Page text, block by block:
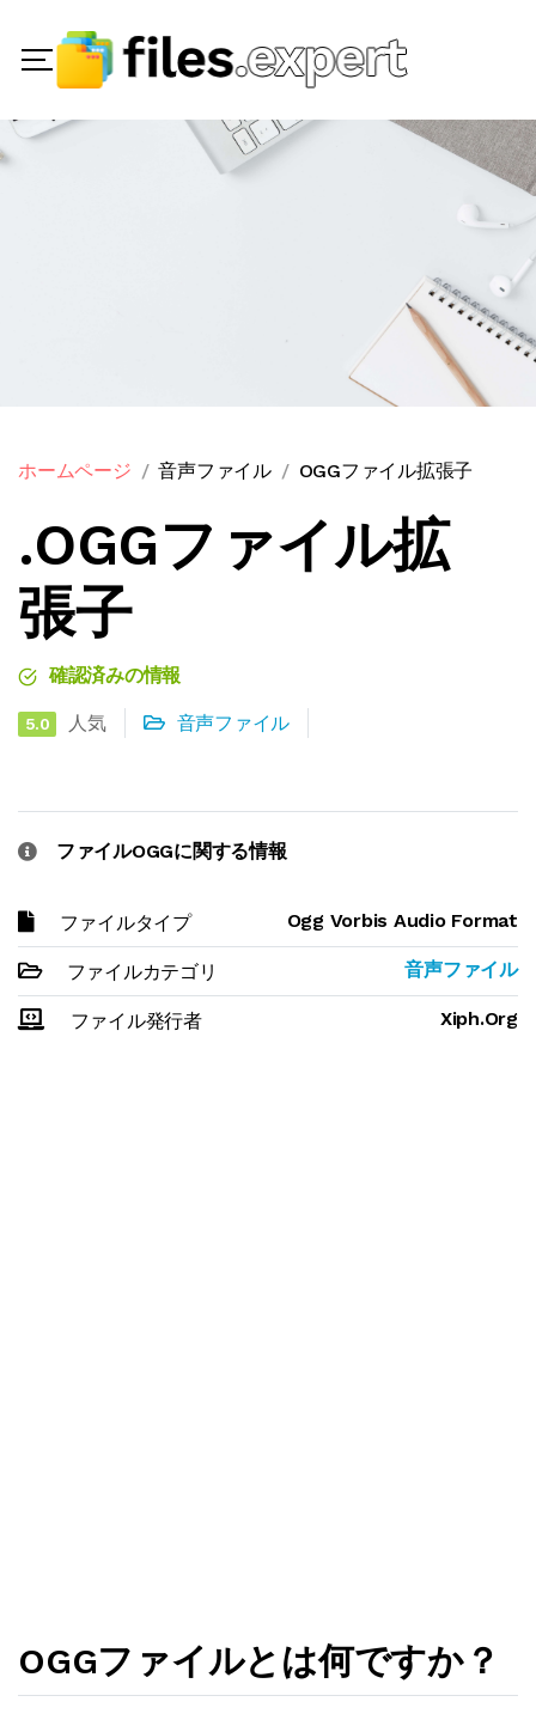
ホームページ 音声ファイル OGGファイル拡張子
.OGGファイル拡
張子
確認済みの情報
5.0 人気 音声ファイル
ファイルOGGに関する情報
ファイルタイプ Ogg Vorbis Audio Format
ファイルカテゴリ 音声ファイル
ファイル発行者 Xiph.Org
OGGファイルとは何ですか？